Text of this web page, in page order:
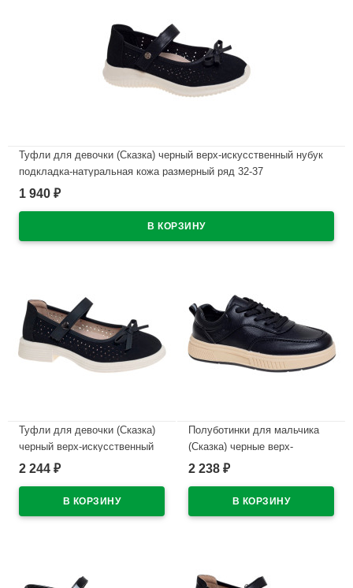
Туфли для девочки (Сказка) черный верх-искусственный нубук
подкладка-натуральная кожа размерный ряд 32-37
арт.R211894733BK
1 940 ₽
Туфли для девочки (Сказка)
черный верх-искусственный
нубук подкладка-натуральная
арт.R818294765NBK
2 244 ₽
Полуботинки для мальчика
(Сказка) черные верх-
искусственная кожа
размерный ряд 32-37
арт.R590194561BK
2 238 ₽